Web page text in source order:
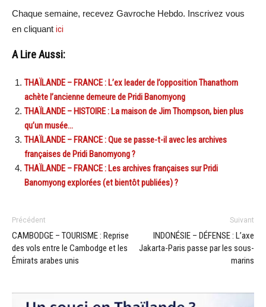
Chaque semaine, recevez Gavroche Hebdo. Inscrivez vous
en cliquant ici
A Lire Aussi:
THAÏLANDE – FRANCE : L’ex leader de l’opposition Thanathorn
achète l’ancienne demeure de Pridi Banomyong
THAÏLANDE – HISTOIRE : La maison de Jim Thompson, bien plus
qu’un musée…
THAÏLANDE – FRANCE : Que se passe-t-il avec les archives
françaises de Pridi Banomyong ?
THAÏLANDE – FRANCE : Les archives françaises sur Pridi
Banomyong explorées (et bientôt publiées) ?
Précédent
CAMBODGE – TOURISME : Reprise
des vols entre le Cambodge et les
Émirats arabes unis
Suivant
INDONÉSIE – DÉFENSE : L’axe
Jakarta-Paris passe par les sous-
marins